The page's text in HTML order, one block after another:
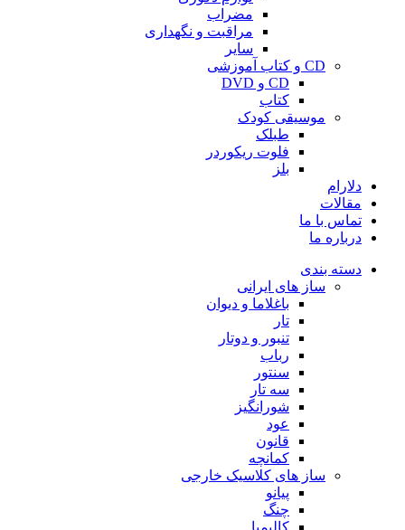
مضراب
مراقبت و نگهداری
سایر
CD و کتاب آموزشی
CD و DVD
کتاب
موسیقی کودک
طبلک
فلوت ریکوردر
بلز
دلارام
مقالات
تماس با ما
درباره ما
دسته بندی
ساز های ایرانی
باغلاما و دیوان
تار
تنبور و دوتار
رباب
سنتور
سه تار
شورانگیز
عود
قانون
کمانچه
ساز های کلاسیک خارجی
پیانو
چنگ